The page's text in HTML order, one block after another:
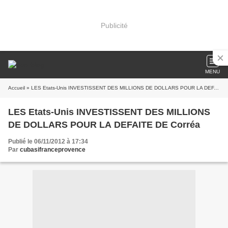
Publicité
MENU
Accueil » LES Etats-Unis INVESTISSENT DES MILLIONS DE DOLLARS POUR LA DEFAITE DE Corréa
LES Etats-Unis INVESTISSENT DES MILLIONS
DE DOLLARS POUR LA DEFAITE DE Corréa
Publié le 06/11/2012 à 17:34
Par cubasifranceprovence